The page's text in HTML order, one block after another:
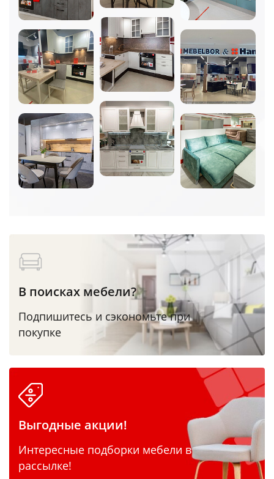
В поисках мебели?
Подпишитесь и сэкономьте при
покупке
Выгодные акции!
Интересные подборки мебели в
рассылке!